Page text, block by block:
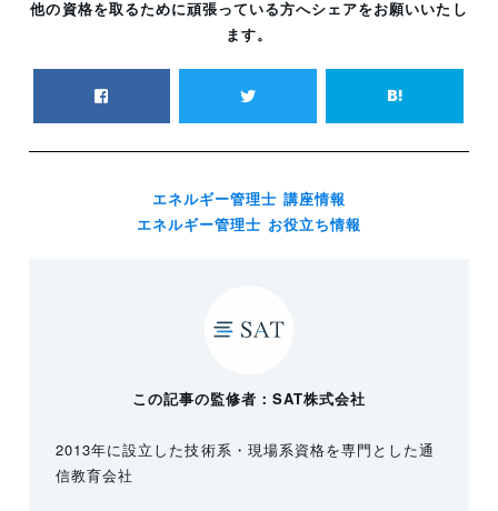
他の資格を取るために頑張っている方へシェアをお願いいたし
ます。
エネルギー管理士 講座情報
エネルギー管理士 お役立ち情報
この記事の監修者：SAT株式会社
2013年に設立した技術系・現場系資格を専門とした通
信教育会社